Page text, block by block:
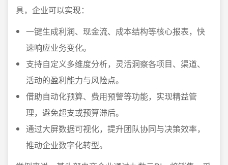
具，企业可以实现：
一键生成利润、现金流、成本结构等核心报表，快
速响应业务变化。
支持自定义多维度分析，灵活洞察各项目、渠道、
活动的盈利能力与风险点。
借助自动化预算、费用预警等功能，实现精益管
理，避免超支或预算滞后。
通过大屏数据可视化，提升团队协同与决策效率，
推动企业数字化转型。